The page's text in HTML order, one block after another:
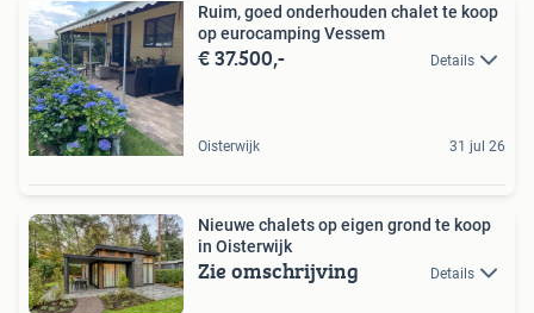
Ruim, goed onderhouden chalet te koop
op eurocamping Vessem
€ 37.500,- Details
Oisterwijk 31 jul 26
Nieuwe chalets op eigen grond te koop
in Oisterwijk
Zie omschrijving Details